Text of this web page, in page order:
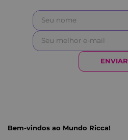
ENVIAR
Bem-vindos ao Mundo Ricca!